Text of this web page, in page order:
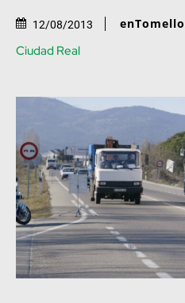
12/08/2013
Ciudad Real